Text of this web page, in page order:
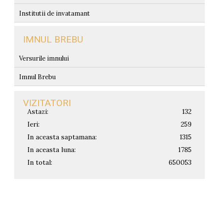
Institutii de invatamant
IMNUL BREBU
Versurile imnului
Imnul Brebu
VIZITATORI
Astazi:
132
Ieri:
259
In aceasta saptamana:
1315
In aceasta luna:
1785
In total:
650053